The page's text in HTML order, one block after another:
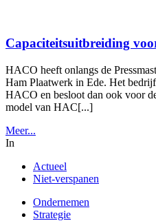
Capaciteitsuitbreiding
HACO heeft onlangs de
Ham Plaatwerk in Ede. Het
HACO en besloot dan ook voor
model van HAC[...]
Meer...
In
Actueel
Niet-verspanen
Ondernemen
Strategie